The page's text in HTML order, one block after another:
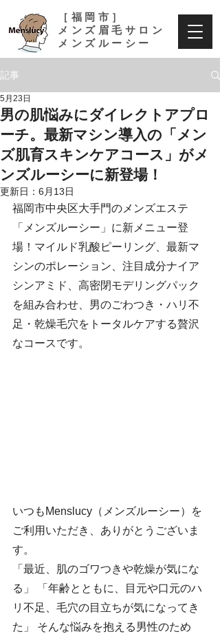
［福岡市］
メンズ眉毛サロン
メンズルーシー
記事
男の肌悩みにダイレクトアプロ
ーチ。最新マシン導入の「メン
ズ肌育スキンケアコース」がメ
ンズルーシーに新登場！
5月23日
更新日： 6月13日
福岡市中央区大手門のメンズエステ
「メンズルーシー」に新メニュー登
場！マイルド乳酸ピーリング、最新マ
シンのポレーション、注目成分ナイア
シンアミド、高密閉モデリングパック
を組み合わせ、男のごわつき・ハリ不
足・乾燥毛穴をトータルケアする贅沢
なコースです。
いつもMenslucy（メンズルーシー）を
ご利用いただき、ありがとうございま
す。
「最近、肌のゴワつきや乾燥が気にな
る」 「年齢とともに、目元や口元のハ
リ不足、毛穴の目立ちが気になってき
た」 そんな悩みを抱える男性のため